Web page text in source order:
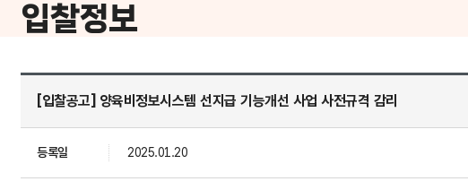
입찰정보
[입찰공고] 양육비정보시스템 선지급 기능개선 사업 사전규격 감리
등록일 2025.01.20